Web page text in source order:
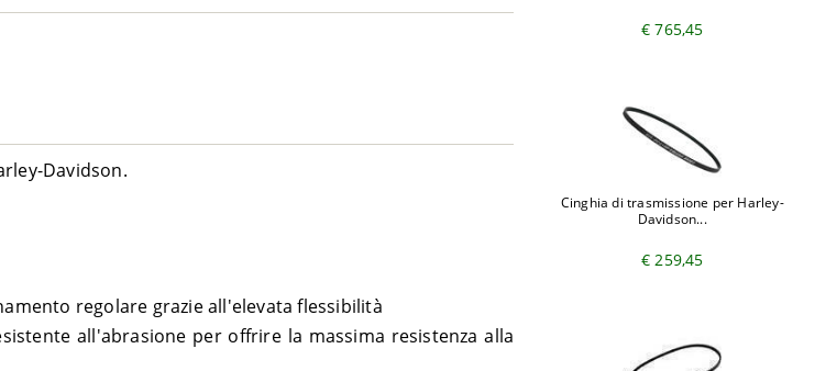
Davidson.
regolare grazie all'elevata flessibilità
all'abrasione per offrire la massima resistenza alla
€ 765,45
Cinghia di trasmissione per Harley-
Davidson...
€ 259,45